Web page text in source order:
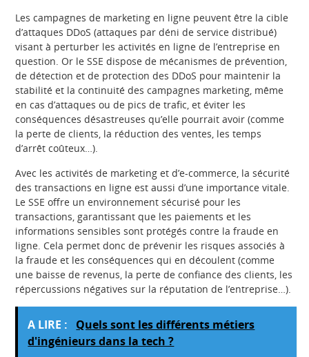
Les campagnes de marketing en ligne peuvent être la cible
d’attaques DDoS (attaques par déni de service distribué)
visant à perturber les activités en ligne de l’entreprise en
question. Or le SSE dispose de mécanismes de prévention,
de détection et de protection des DDoS pour maintenir la
stabilité et la continuité des campagnes marketing, même
en cas d’attaques ou de pics de trafic, et éviter les
conséquences désastreuses qu’elle pourrait avoir (comme
la perte de clients, la réduction des ventes, les temps
d’arrêt coûteux…).
Avec les activités de marketing et d’e-commerce, la sécurité
des transactions en ligne est aussi d’une importance vitale.
Le SSE offre un environnement sécurisé pour les
transactions, garantissant que les paiements et les
informations sensibles sont protégés contre la fraude en
ligne. Cela permet donc de prévenir les risques associés à
la fraude et les conséquences qui en découlent (comme
une baisse de revenus, la perte de confiance des clients, les
répercussions négatives sur la réputation de l’entreprise…).
A LIRE :
Quels sont les différents métiers
d'ingénieurs dans la tech ?